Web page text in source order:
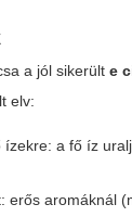
a jól sikerült e
elv:
a fő íz
erős aromáknál